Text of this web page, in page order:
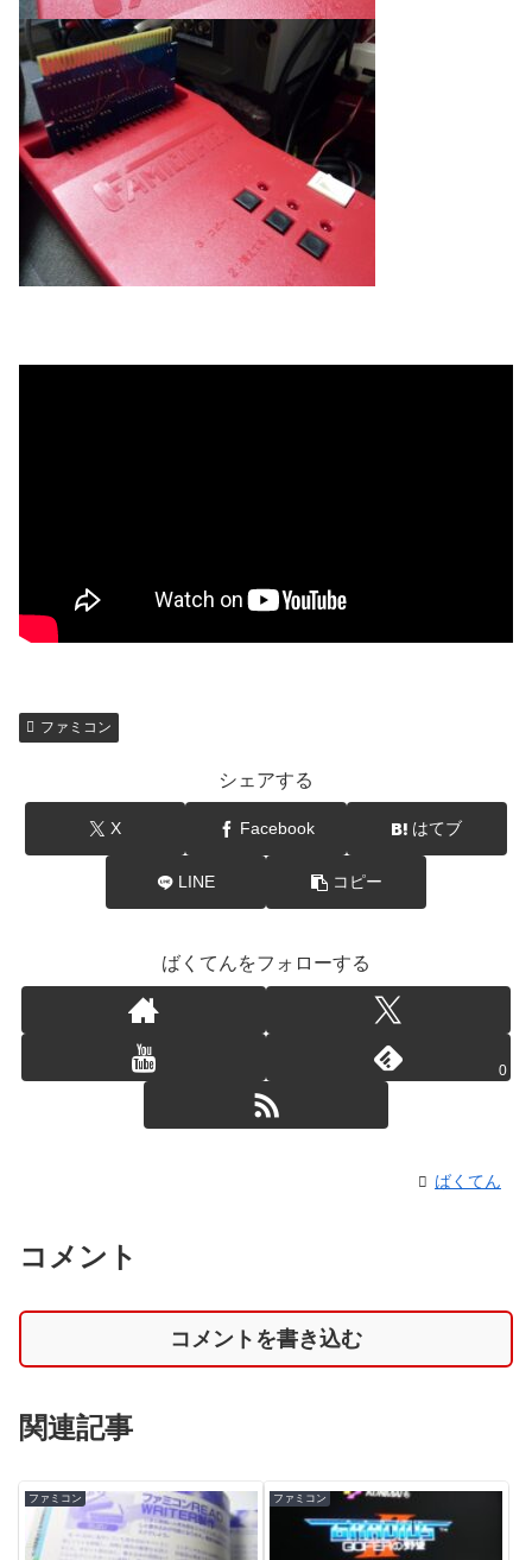
ファミコン
シェアする
X Facebook はてブ
LINE コピー
ばくてんをフォローする
0
ばくてん
コメント
コメントを書き込む
関連記事
ファミコン ファミコン